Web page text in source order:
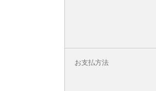
お支払方法